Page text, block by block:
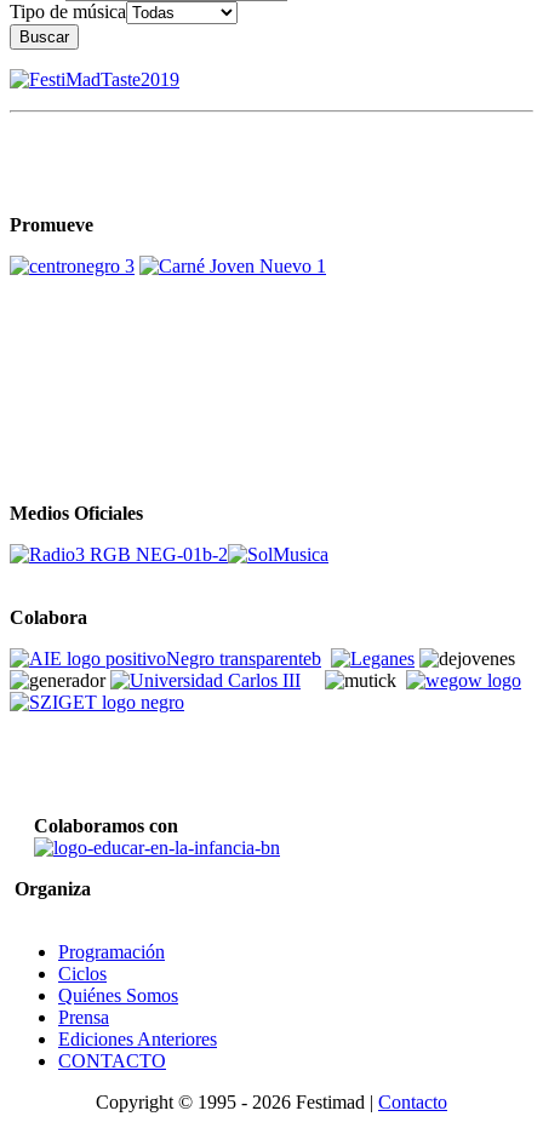
Tipo de música
Buscar
Promueve
Medios Oficiales
Colabora
Colaboramos con
Organiza
Programación
Ciclos
Quiénes Somos
Prensa
Ediciones Anteriores
CONTACTO
Copyright © 1995 - 2026 Festimad | Contacto